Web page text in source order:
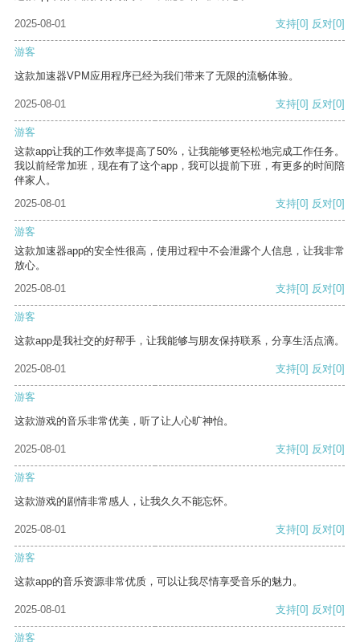
2025-08-01 支持[0] 反对[0]
游客
这款加速器VPM应用程序已经为我们带来了无限的流畅体验。
2025-08-01 支持[0] 反对[0]
游客
这款app让我的工作效率提高了50%，让我能够更轻松地完成工作任务。
我以前经常加班，现在有了这个app，我可以提前下班，有更多的时间陪
伴家人。
2025-08-01
支持[0] 反对[0]
游客
这款加速器app的安全性很高，使用过程中不会泄露个人信息，让我非常
放心。
2025-08-01
支持[0] 反对[0]
游客
这款app是我社交的好帮手，让我能够与朋友保持联系，分享生活点滴。
2025-08-01 支持[0] 反对[0]
游客
这款游戏的音乐非常优美，听了让人心旷神怡。
2025-08-01 支持[0] 反对[0]
游客
这款游戏的剧情非常感人，让我久久不能忘怀。
2025-08-01 支持[0] 反对[0]
游客
这款app的音乐资源非常优质，可以让我尽情享受音乐的魅力。
2025-08-01 支持[0] 反对[0]
游客